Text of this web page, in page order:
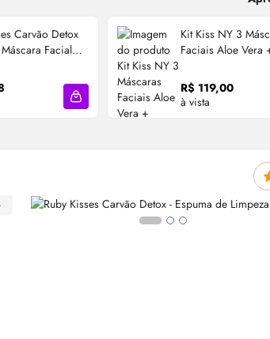
Carvão Detox
Facial
Adicionar à sacola
Kit Kiss NY 3
Faciais Aloe Vera
R$ 119,00
à vista